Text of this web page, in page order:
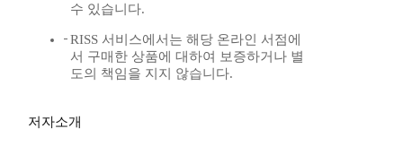
수 있습니다.
RISS 서비스에서는 해당 온라인 서점에
서 구매한 상품에 대하여 보증하거나 별
도의 책임을 지지 않습니다.
저자소개